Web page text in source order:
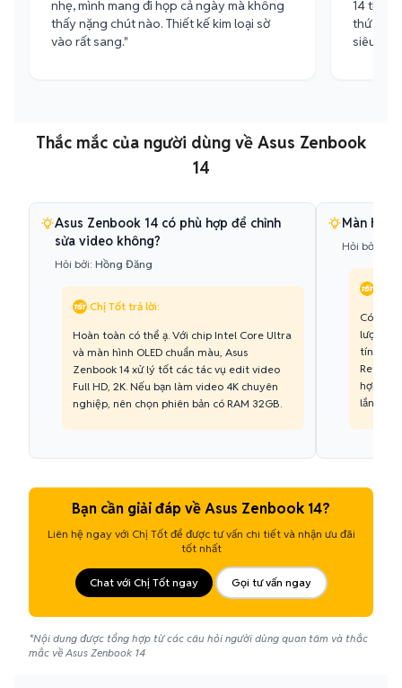
nhẹ, mình mang đi họp cả ngày mà không
thấy nặng chút nào. Thiết kế kim loại sờ
vào rất sang."
14 thực
thứ từ
siêu
Thắc mắc của người dùng về Asus Zenbook
14
Asus Zenbook 14 có phù hợp để chỉnh
sửa video không?
Hỏi bởi: Hồng Đăng
Chị Tốt trả lời:
Hoàn toàn có thể ạ. Với chip Intel Core Ultra
và màn hình OLED chuẩn màu, Asus
Zenbook 14 xử lý tốt các tác vụ edit video
Full HD, 2K. Nếu bạn làm video 4K chuyên
nghiệp, nên chọn phiên bản có RAM 32GB.
Màn hình
Hỏi bởi:
Có,
lượng
tính
Refresh
hợp để
lắng.
Bạn cần giải đáp về Asus Zenbook 14?
Liên hệ ngay với Chị Tốt để được tư vấn chi tiết và nhận ưu đãi
tốt nhất
Chat với Chị Tốt ngay Gọi tư vấn ngay
*Nội dung được tổng hợp từ các câu hỏi người dùng quan tâm và thắc
mắc về Asus Zenbook 14